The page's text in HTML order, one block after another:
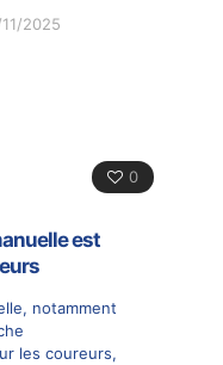
2025
0
est
notamment
les coureurs,